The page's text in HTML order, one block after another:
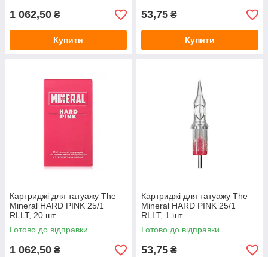
1 062,50 ₴
Купити
53,75 ₴
Купити
Картриджі для татуажу The
Mineral HARD PINK 25/1
RLLT, 20 шт
Готово до відправки
1 062,50 ₴
Картриджі для татуажу The
Mineral HARD PINK 25/1
RLLT, 1 шт
Готово до відправки
53,75 ₴